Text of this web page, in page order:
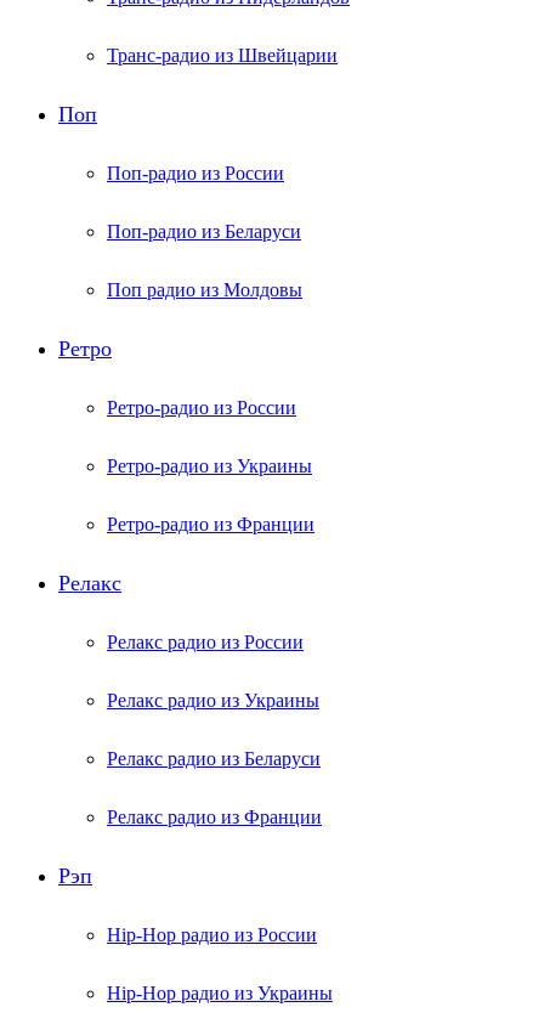
Транс-радио из Швейцарии
Поп
Поп-радио из России
Поп-радио из Беларуси
Поп радио из Молдовы
Ретро
Ретро-радио из России
Ретро-радио из Украины
Ретро-радио из Франции
Релакс
Релакс радио из России
Релакс радио из Украины
Релакс радио из Беларуси
Релакс радио из Франции
Рэп
Hip-Hop радио из России
Hip-Hop радио из Украины